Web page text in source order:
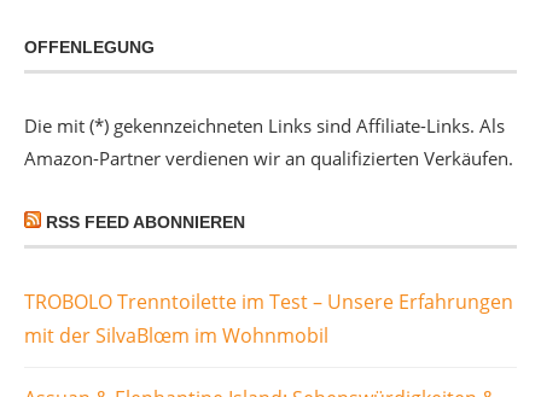
OFFENLEGUNG
Die mit (*) gekennzeichneten Links sind Affiliate-Links. Als
Amazon-Partner verdienen wir an qualifizierten Verkäufen.
RSS FEED ABONNIEREN
TROBOLO Trenntoilette im Test – Unsere Erfahrungen
mit der SilvaBlœm im Wohnmobil